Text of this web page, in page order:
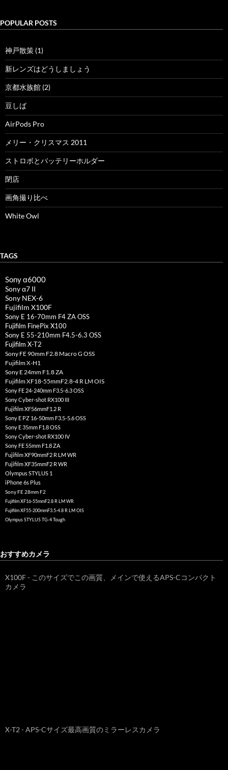
POPULAR POSTS
神戸散策 (1)
新レンズはどうしましょう
京都水族館 (2)
豆しば
AirPods Pro
メリー・クリスマス 2011
ストロボとバッテリーホルダー
閉店
画角撮り比べ
White Owl
TAGS
Sony α6000
Sony α7 II
Sony NEX-6
Fujifilm X100F
Sony E 16-70mm F4 ZA OSS
Fujifilm FinePix X100
Sony E 55-210mm F4.5-6.3 OSS
Fujifilm X-T2
Sony FE 90mm F2.8 Macro G OSS
Fujifilm X-H1
Sony E 24mm F1.8 ZA
Fujifilm XF18-55mmF2.8-4 R LM OIS
Sony FE 24-240mm F3.5-6.3 OSS
Sony Cyber-shot RX100 III
Fujifilm XF56mmF1.2 R
Sony E PZ 16-50mm F3.5-5.6 OSS
Sony E 35mm F1.8 OSS
Sony Cyber-shot RX100 IV
Sony FE 55mm F1.8 ZA
Fujifilm XF90mmF2 R LM WR
Fujifilm XF35mmF2 R WR
Olympus STYLUS 1
iPhone 6s Plus
Sony FE 28mm F2
Fujifilm XF16-55mmF2.8 R LM WR
Fujifilm XF55-200mmF3.5-4.8 R LM OIS
Olympus STYLUS TG-4 Tough
おすすめカメラ
X100F - このサイズでこの画質、メインで使えるAPS-Cコンパクト
カメラ
X-T2 - APS-Cサイズ最高画質のミラーレスカメラ